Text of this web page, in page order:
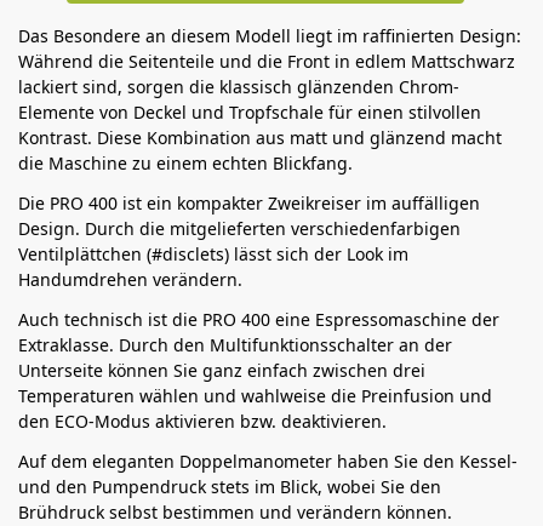
Das Besondere an diesem Modell liegt im raffinierten Design:
Während die Seitenteile und die Front in edlem Mattschwarz
lackiert sind, sorgen die klassisch glänzenden Chrom-
Elemente von Deckel und Tropfschale für einen stilvollen
Kontrast. Diese Kombination aus matt und glänzend macht
die Maschine zu einem echten Blickfang.
Die PRO 400 ist ein kompakter Zweikreiser im auffälligen
Design. Durch die mitgelieferten verschiedenfarbigen
Ventilplättchen (#disclets) lässt sich der Look im
Handumdrehen verändern.
Auch technisch ist die PRO 400 eine Espressomaschine der
Extraklasse. Durch den Multifunktionsschalter an der
Unterseite können Sie ganz einfach zwischen drei
Temperaturen wählen und wahlweise die Preinfusion und
den ECO-Modus aktivieren bzw. deaktivieren.
Auf dem eleganten Doppelmanometer haben Sie den Kessel-
und den Pumpendruck stets im Blick, wobei Sie den
Brühdruck selbst bestimmen und verändern können.